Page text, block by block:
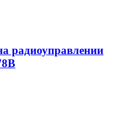
радиоуправлении